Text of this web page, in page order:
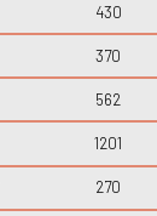
430
370
562
1201
270